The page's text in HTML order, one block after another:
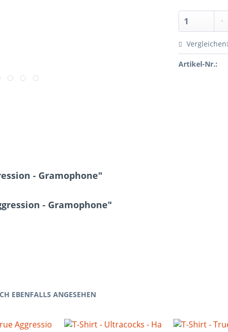
Vergleichen
Artikel-Nr.:
- Gramophone"
- Gramophone"
EBENFALLS ANGESEHEN